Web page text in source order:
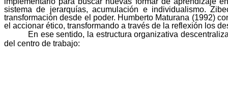
sistema de jerarquías, acumulación e individualismo.
transformación desde el poder. Humberto Maturana (1992)
el accionar ético, transformando a través de la reflexión los
En ese sentido, la estructura organizativa
del centro de trabajo: